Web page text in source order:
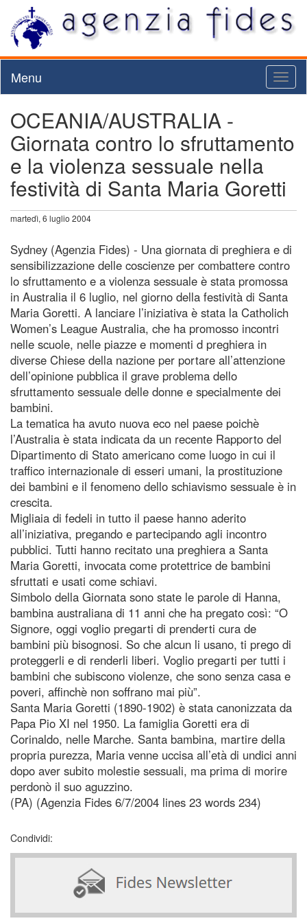
Menu
OCEANIA/AUSTRALIA -
Giornata contro lo sfruttamento
e la violenza sessuale nella
festività di Santa Maria Goretti
martedì, 6 luglio 2004
Sydney (Agenzia Fides) - Una giornata di preghiera e di
sensibilizzazione delle coscienze per combattere contro
lo sfruttamento e a violenza sessuale è stata promossa
in Australia il 6 luglio, nel giorno della festività di Santa
Maria Goretti. A lanciare l’iniziativa è stata la Catholich
Women’s League Australia, che ha promosso incontri
nelle scuole, nelle piazze e momenti d preghiera in
diverse Chiese della nazione per portare all’attenzione
dell’opinione pubblica il grave problema dello
sfruttamento sessuale delle donne e specialmente dei
bambini.
La tematica ha avuto nuova eco nel paese poichè
l’Australia è stata indicata da un recente Rapporto del
Dipartimento di Stato americano come luogo in cui il
traffico internazionale di esseri umani, la prostituzione
dei bambini e il fenomeno dello schiavismo sessuale è in
crescita.
Migliaia di fedeli in tutto il paese hanno aderito
all’iniziativa, pregando e partecipando agli incontro
pubblici. Tutti hanno recitato una preghiera a Santa
Maria Goretti, invocata come protettrice de bambini
sfruttati e usati come schiavi.
Simbolo della Giornata sono state le parole di Hanna,
bambina australiana di 11 anni che ha pregato così: “O
Signore, oggi voglio pregarti di prenderti cura de
bambini più bisognosi. So che alcun li usano, ti prego di
proteggerli e di renderli liberi. Voglio pregarti per tutti i
bambini che subiscono violenze, che sono senza casa e
poveri, affinchè non soffrano mai più”.
Santa Maria Goretti (1890-1902) è stata canonizzata da
Papa Pio XI nel 1950. La famiglia Goretti era di
Corinaldo, nelle Marche. Santa bambina, martire della
propria purezza, Maria venne uccisa all’età di undici anni
dopo aver subito molestie sessuali, ma prima di morire
perdonò il suo aguzzino.
(PA) (Agenzia Fides 6/7/2004 lines 23 words 234)
Condividi: